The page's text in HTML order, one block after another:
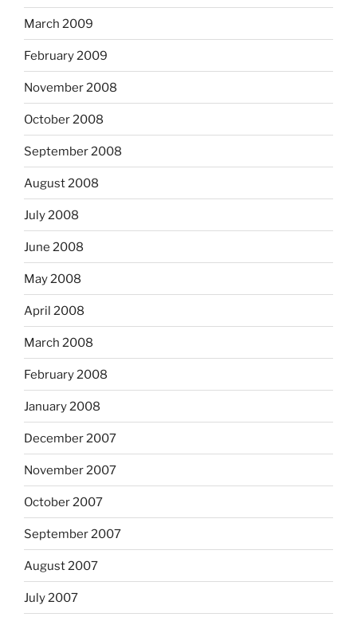
March 2009
February 2009
November 2008
October 2008
September 2008
August 2008
July 2008
June 2008
May 2008
April 2008
March 2008
February 2008
January 2008
December 2007
November 2007
October 2007
September 2007
August 2007
July 2007